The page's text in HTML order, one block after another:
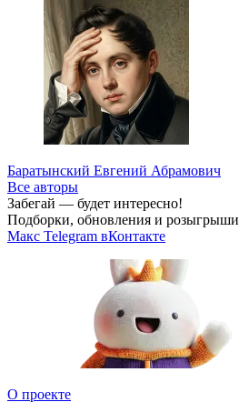
Баратынский Евгений Абрамович
Все авторы
Забегай — будет интересно!
Подборки, обновления и розыгрыши
Макс Telegram вКонтакте
О проекте